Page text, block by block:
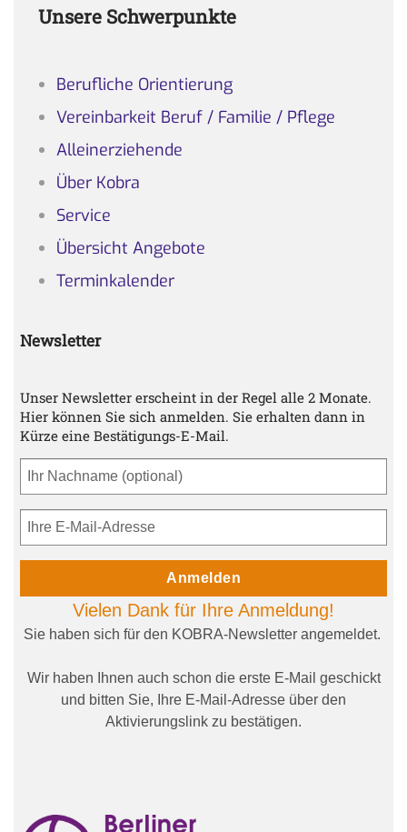
Unsere Schwerpunkte
Berufliche Orientierung
Vereinbarkeit Beruf / Familie / Pflege
Alleinerziehende
Über Kobra
Service
Übersicht Angebote
Terminkalender
Newsletter
Unser Newsletter erscheint in der Regel alle 2 Monate.
Hier können Sie sich anmelden. Sie erhalten dann in
Kürze eine Bestätigungs-E-Mail.
Anmelden
Vielen Dank für Ihre Anmeldung!
Sie haben sich für den KOBRA-Newsletter angemeldet.
Wir haben Ihnen auch schon die erste E-Mail geschickt
und bitten Sie, Ihre E-Mail-Adresse über den
Aktivierungslink zu bestätigen.